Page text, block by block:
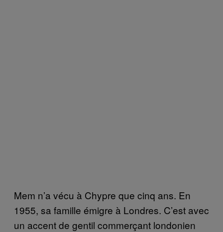
Mem n’a vécu à Chypre que cinq ans. En
1955, sa famille émigre à Londres. C’est avec
un accent de gentil commerçant londonien